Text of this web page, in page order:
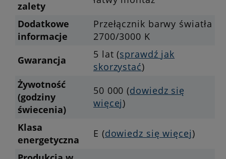
zalety
Dodatkowe
informacje
Przełącznik barwy światła
2700/3000 K
Gwarancja
5 lat (sprawdź jak
skorzystać)
Żywotność
(godziny
świecenia)
50 000 (dowiedz się
więcej)
Klasa
energetyczna
E (dowiedz się więcej)